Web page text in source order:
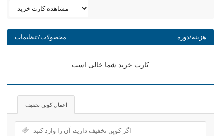
محصولات/تنظیمات هزینه/دوره
کارت خرید شما خالی است
اعمال کوپن تخفیف